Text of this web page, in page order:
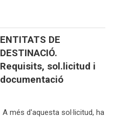
ENTITATS DE
DESTINACIÓ.
Requisits, sol.licitud i
documentació
A més d'aquesta sol·licitud, ha